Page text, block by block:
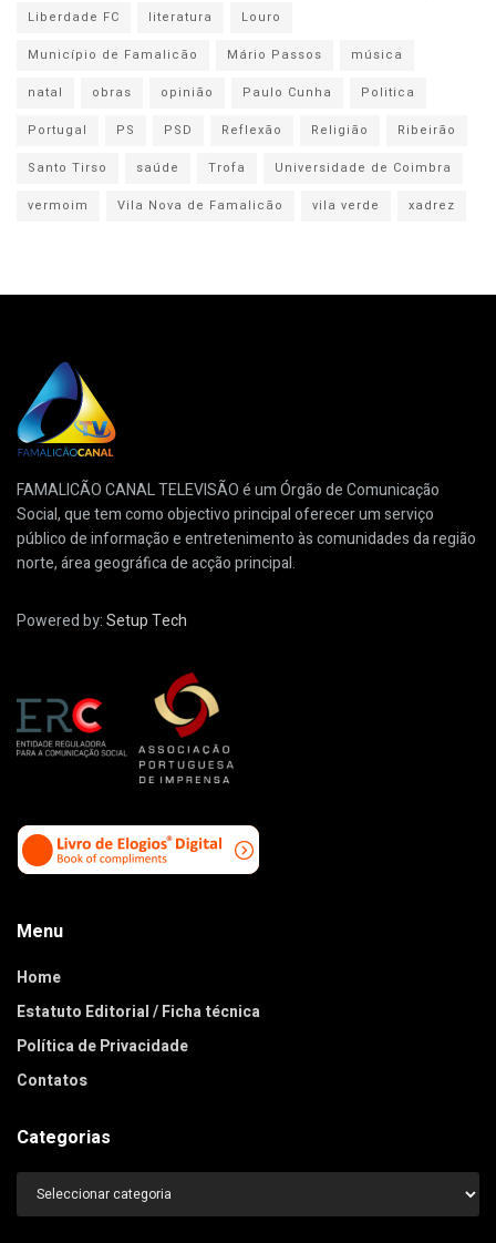
Liberdade FC
literatura
Louro
Município de Famalicão
Mário Passos
música
natal
obras opinião Paulo Cunha
Politica
Portugal
PS PSD Reflexão Religião
Ribeirão
Santo Tirso
saúde Trofa
Universidade de Coimbra
vermoim
Vila Nova de Famalicão vila verde xadrez
FAMALICÃO CANAL TELEVISÃO é um Órgão de Comunicação
Social, que tem como objectivo principal oferecer um serviço
público de informação e entretenimento às comunidades da região
norte, área geográfica de acção principal.
Powered by:Setup Tech
Menu
Home
Estatuto Editorial / Ficha técnica
Política de Privacidade
Contatos
Categorias
Categorias